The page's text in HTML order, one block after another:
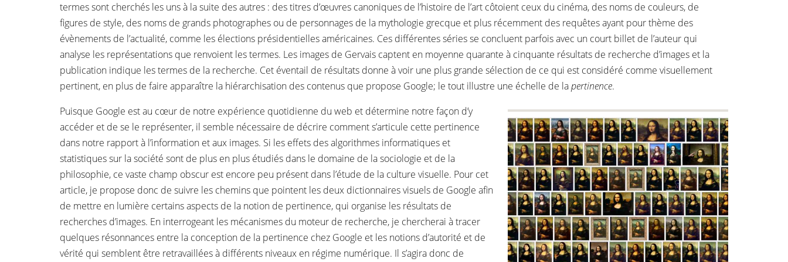
termes sont cherchés les uns à la suite des autres : des titres d’œuvres canoniques de l’histoire de l’art côtoient ceux du cinéma, des noms de couleurs, de
figures de style, des noms de grands photographes ou de personnages de la mythologie grecque et plus récemment des requêtes ayant pour thème des
évènements de l’actualité, comme les élections présidentielles américaines. Ces différentes séries se concluent parfois avec un court billet de l’auteur qui
analyse les représentations que renvoient les termes. Les images de Gervais captent en moyenne quarante à cinquante résultats de recherche d’images et la
publication indique les termes de la recherche. Cet éventail de résultats donne à voir une plus grande sélection de ce qui est considéré comme visuellement
pertinent, en plus de faire apparaître la hiérarchisation des contenus que propose Google; le tout illustre une échelle de lapertinence.
Puisque Google est au cœur de notre expérience quotidienne du web et détermine notre façon d’y
accéder et de se le représenter, il semble nécessaire de décrire comment s’articule cette pertinence
dans notre rapport à l’information et aux images. Si les effets des algorithmes informatiques et
statistiques sur la société sont de plus en plus étudiés dans le domaine de la sociologie et de la
philosophie, ce vaste champ obscur est encore peu présent dans l’étude de la culture visuelle. Pour cet
article, je propose donc de suivre les chemins que pointent les deux dictionnaires visuels de Google afin
de mettre en lumière certains aspects de la notion de pertinence, qui organise les résultats de
recherches d’images. En interrogeant les mécanismes du moteur de recherche, je chercherai à tracer
quelques résonnances entre la conception de la pertinence chez Google et les notions d’autorité et de
vérité qui semblent être retravaillées à différents niveaux en régime numérique. Il s’agira donc de